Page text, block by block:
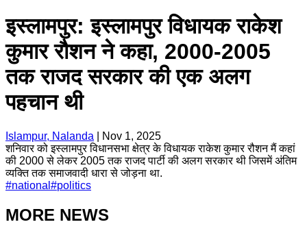
इस्लामपुर: इस्लामपुर विधायक राकेश
कुमार रौशन ने कहा, 2000-2005
तक राजद सरकार की एक अलग
पहचान थी
Islampur, Nalanda
Nov 1, 2025
शनिवार को इस्लामपुर विधानसभा क्षेत्र के विधायक राकेश कुमार रौशन मैं कहां
की 2000 से लेकर 2005 तक राजद पार्टी की अलग सरकार थी जिसमें अंतिम
व्यक्ति तक समाजवादी धारा से जोड़ना था.
#national #politics
MORE NEWS